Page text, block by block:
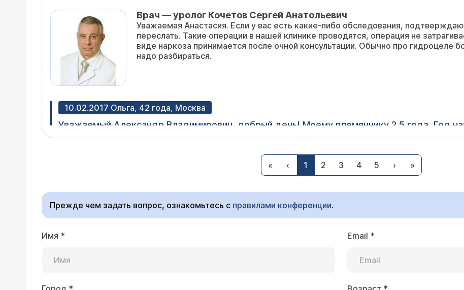
брюшную полость. Скажите, так ли это. Кроме того, возможно ли проведение операции не под общим наркозом?. Мошонка
достигла размеров страусиного яйца. Мы находимся в Германии и готовы выехать на лечение в Москву, так как с
немецкими медиками взаимопонимания к сожалению нет. С уважением, Анастасия.
Врач — уролог Кочетов Сергей Анатольевич
Уважаемая Анастасия. Если у вас есть какие-либо обследования,
переслать. Такие операции в нашей клинике проводятся, операция не
виде наркоза принимается после очной консультации. Обычно про гидроцеле
надо разбираться.
10.02.2017 Ольга, 42 года, Москва
Уважаемый Александр Владимирович, добрый день! Моему племяннику 2,5 года. Год
операцию на сердце (врожденный порок), которая прошла успешно. Плюс у ребенка
наркозом. Скажите, пожалуйста, принимаете ли Вы таких пациентов с осложнениями.
его перенесет, не будет ли осложнений. Или лучше все же проводить эту операцию в
Уважаемая Ольга, да, мы принимаем таких пациентов. Операция возможна
понять, насколько быстро нужно делать операцию по поводу гидроцеле, для
расписание приема). Буду рад помочь вам!
У вас проводятся эндоскопические операции при водянке яичка?
Уважаемый Михаил! Операции по поводу водянки оболочек яичка проводятся,
« ‹ 1 2 3 4 5 › »
Прежде чем задать вопрос, ознакомьтесь с правилами конференции.
Имя * Email *